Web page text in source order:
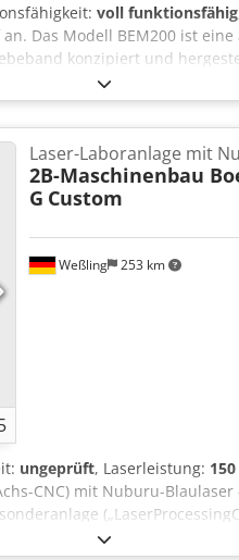
voll funktionsfähig
Das Modell BEM200 ist
konzipiert und
aufgrund seines
Weßling 253 km
Laser-Laboranlage mit
2B-Maschinenbau
G Custom
ungeprüft, Laserleistung:
CNC) mit Nuburu-
aufgebaut. Die Anlage wurde